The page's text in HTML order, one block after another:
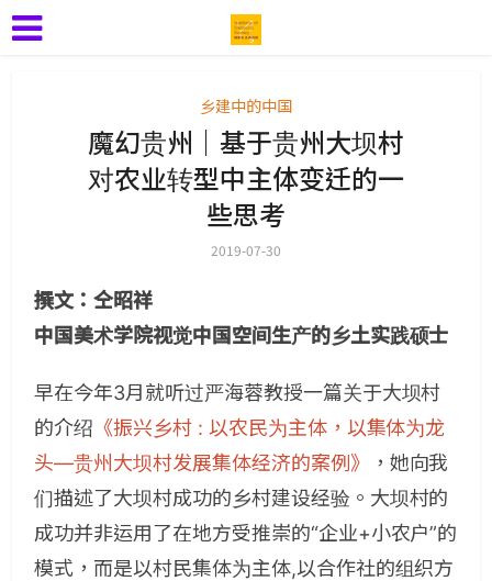
乡建中的中国
魔幻贵州｜基于贵州大坝村
对农业转型中主体变迁的一
些思考
2019-07-30
撰文：仝昭祥
中国美术学院视觉中国空间生产的乡土实践硕士
早在今年3月就听过严海蓉教授一篇关于大坝村
的介绍 《振兴乡村 : 以农民为主体，以集体为龙
头—贵州大坝村发展集体经济的案例》
，她向我
们描述了大坝村成功的乡村建设经验。大坝村的
成功并非运用了在地方受推崇的“企业+小农户”的
模式，而是以村民集体为主体,以合作社的组织方